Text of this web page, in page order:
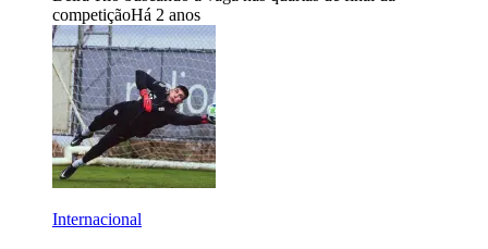
competiçãoHá 2 anos
Internacional